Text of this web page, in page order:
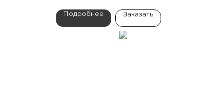
Подробнее Заказать